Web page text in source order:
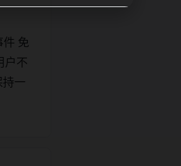
件 免
户不
一